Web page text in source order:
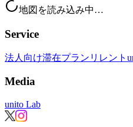
地図を読み込み中…
Service
法人向け滞在プラン リレント
Media
unito Lab